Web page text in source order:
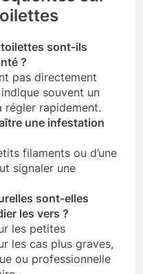
toilettes sont-ils
?
pas directement
souvent un
régler rapidement.
une infestation
filaments ou d’une
signaler une
sont-elles
les vers ?
les petites
les cas plus graves,
ou professionnelle